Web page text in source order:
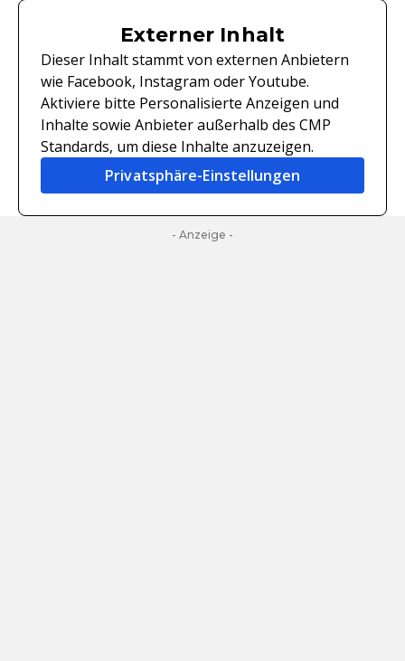
Externer Inhalt
Dieser Inhalt stammt von externen Anbietern
wie Facebook, Instagram oder Youtube.
Aktiviere bitte Personalisierte Anzeigen und
Inhalte sowie Anbieter außerhalb des CMP
Standards, um diese Inhalte anzuzeigen.
Privatsphäre-Einstellungen
- Anzeige -